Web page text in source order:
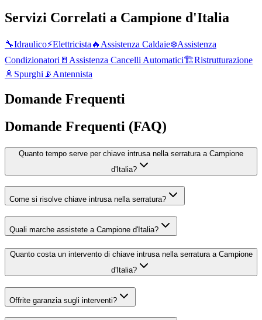
Servizi Correlati a Campione d'Italia
🔧Idraulico⚡Elettricista 🔥 Assistenza Caldaie❄️Assistenza
Condizionatori 🚪 Assistenza Cancelli Automatici🏗️Ristrutturazione
🚿 Spurghi 📡 Antennista
Domande Frequenti
Domande Frequenti (FAQ)
Quanto tempo serve per chiave intrusa nella serratura a Campione
d'Italia?
Come si risolve chiave intrusa nella serratura?
Quali marche assistete a Campione d'Italia?
Quanto costa un intervento di chiave intrusa nella serratura a Campione
d'Italia?
Offrite garanzia sugli interventi?